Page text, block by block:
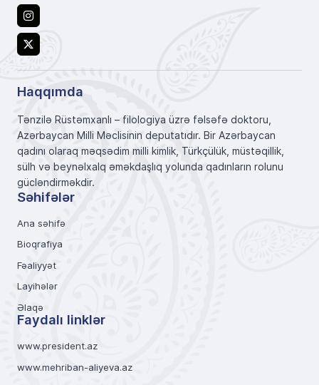
Instagram
X
Haqqımda
Tənzilə Rüstəmxanlı – filologiya üzrə fəlsəfə doktoru,
Azərbaycan Milli Məclisinin deputatıdır. Bir Azərbaycan
qadını olaraq məqsədim milli kimlik, Türkçülük, müstəqillik,
sülh və beynəlxalq əməkdaşlıq yolunda qadınların rolunu
gücləndirməkdir.
Səhifələr
Ana səhifə
Bioqrafiya
Fəaliyyət
Layihələr
Əlaqə
Faydalı linklər
www.president.az
www.mehriban-aliyeva.az